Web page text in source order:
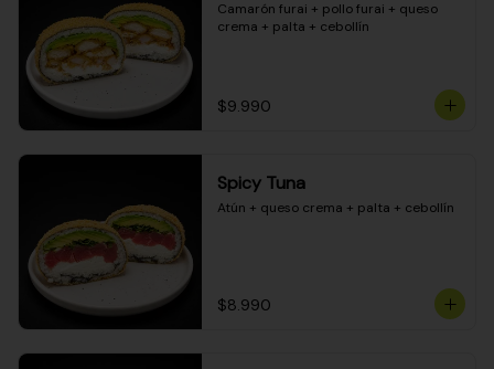
Camarón furai + pollo furai + queso
crema + palta + cebollín
$9.990
Spicy Tuna
Atún + queso crema + palta + cebollín
$8.990